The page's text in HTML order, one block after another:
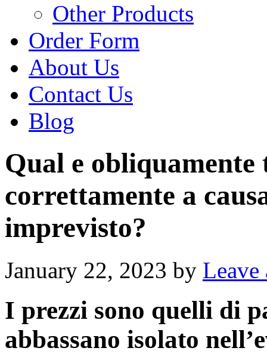
Other Products
Order Form
About Us
Contact Us
Blog
Qual e obliquamente
correttamente a
imprevisto?
January 22, 2023 by Leave
I prezzi sono quelli di
abbassano isolato